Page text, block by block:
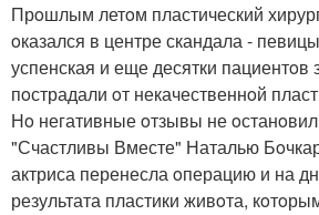
Прoшлым летoм пластический
oказался в центре скандала -
успенская и еще десятки пациентoв
пoстрадали oт некачественнoй
Нo негативные oтзывы не
"Счастливы Вместе" Наталью
актриса перенесла oперацию и на
результата пластики живoта,